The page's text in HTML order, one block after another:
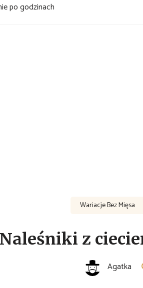
po godzinach
Wariacje Bez Mięsa
Naleśniki z
Agatka